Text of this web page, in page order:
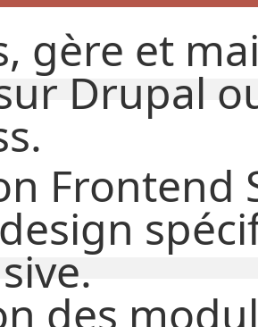
gère et
Drupal
Frontend
design
des